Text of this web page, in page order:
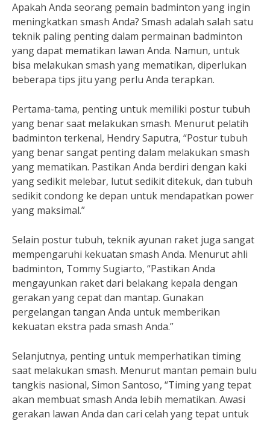
Apakah Anda seorang pemain badminton yang ingin
meningkatkan smash Anda? Smash adalah salah satu
teknik paling penting dalam permainan badminton
yang dapat mematikan lawan Anda. Namun, untuk
bisa melakukan smash yang mematikan, diperlukan
beberapa tips jitu yang perlu Anda terapkan.
Pertama-tama, penting untuk memiliki postur tubuh
yang benar saat melakukan smash. Menurut pelatih
badminton terkenal, Hendry Saputra, “Postur tubuh
yang benar sangat penting dalam melakukan smash
yang mematikan. Pastikan Anda berdiri dengan kaki
yang sedikit melebar, lutut sedikit ditekuk, dan tubuh
sedikit condong ke depan untuk mendapatkan power
yang maksimal.”
Selain postur tubuh, teknik ayunan raket juga sangat
mempengaruhi kekuatan smash Anda. Menurut ahli
badminton, Tommy Sugiarto, “Pastikan Anda
mengayunkan raket dari belakang kepala dengan
gerakan yang cepat dan mantap. Gunakan
pergelangan tangan Anda untuk memberikan
kekuatan ekstra pada smash Anda.”
Selanjutnya, penting untuk memperhatikan timing
saat melakukan smash. Menurut mantan pemain bulu
tangkis nasional, Simon Santoso, “Timing yang tepat
akan membuat smash Anda lebih mematikan. Awasi
gerakan lawan Anda dan cari celah yang tepat untuk